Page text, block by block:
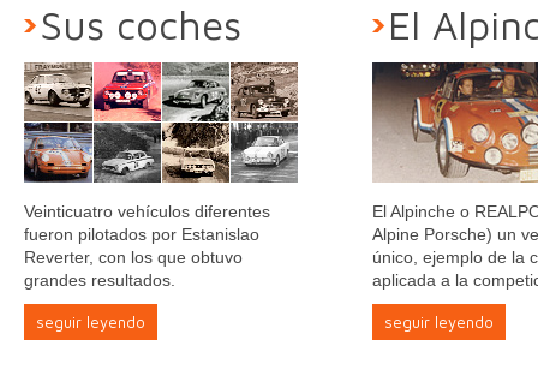
Sus coches
Veinticuatro vehículos diferentes
fueron pilotados por Estanislao
Reverter, con los que obtuvo
grandes resultados.
seguir leyendo
El
El Alpinche o
Alpine Porsche) un
único, ejemplo de la
aplicada a la
seguir leyendo